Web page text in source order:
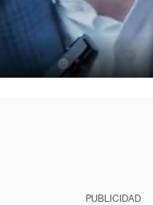
PUBLICIDAD